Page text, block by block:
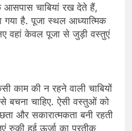
चाबियां रख देते हैं,
गया है. पूजा स्थल आध्यात्मिक
वहां केवल पूजा से जुड़ी वस्तुएं
काम की न रहने वाली चाबियों
चाहिए. ऐसी वस्तुओं को
और सकारात्मकता बनी रहती
रुकी हुई ऊर्जा का प्रतीक